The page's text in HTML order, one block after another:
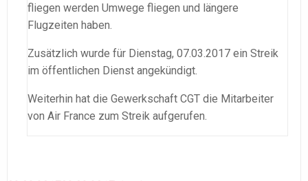
fliegen werden Umwege fliegen und längere
Flugzeiten haben.
Zusätzlich wurde für Dienstag, 07.03.2017 ein Streik
im öffentlichen Dienst angekündigt.
Weiterhin hat die Gewerkschaft CGT die Mitarbeiter
von Air France zum Streik aufgerufen.